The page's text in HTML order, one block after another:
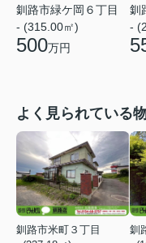
釧路市緑ケ岡６丁目
- (315.00㎡)
500万円
釧
-
よく見られている
釧路市米町３丁目
釧